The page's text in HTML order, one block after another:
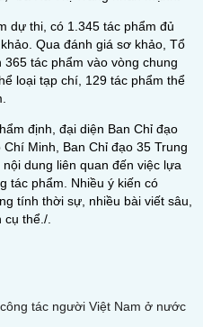
dự thi, có 1.345 tác phẩm đủ
Qua đánh giá sơ khảo, Tổ
tác phẩm vào vòng chung
loại tạp chí, 129 tác phẩm thể
định, đại diện Ban Chỉ đạo
Minh, Ban Chỉ đạo 35 Trung
dung liên quan đến việc lựa
tác phẩm. Nhiều ý kiến có
tính thời sự, nhiều bài viết sâu,
thể./.
tác người Việt Nam ở nước